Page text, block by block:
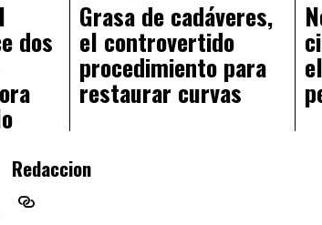
dos
Grasa de cadáveres,
el controvertido
procedimiento para
restaurar curvas
Redaccion